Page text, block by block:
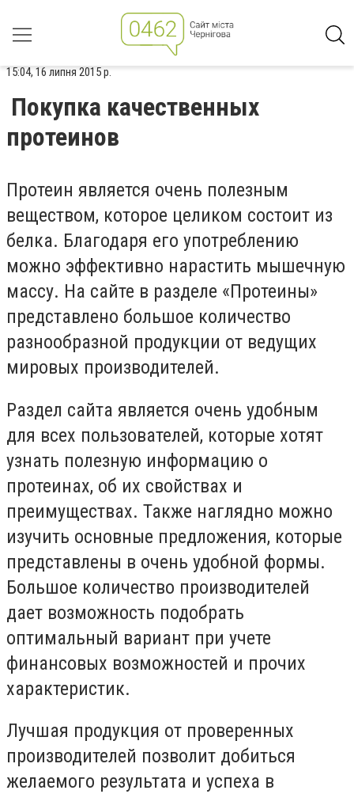
15:04, 16 липня 2015 р.
Покупка качественных
протеинов
Протеин является очень полезным
веществом, которое целиком состоит из
белка. Благодаря его употреблению
можно эффективно нарастить мышечную
массу. На сайте в разделе «Протеины»
представлено большое количество
разнообразной продукции от ведущих
мировых производителей.
Раздел сайта является очень удобным
для всех пользователей, которые хотят
узнать полезную информацию о
протеинах, об их свойствах и
преимуществах. Также наглядно можно
изучить основные предложения, которые
представлены в очень удобной формы.
Большое количество производителей
дает возможность подобрать
оптимальный вариант при учете
финансовых возможностей и прочих
характеристик.
Лучшая продукция от проверенных
производителей позволит добиться
желаемого результата и успеха в